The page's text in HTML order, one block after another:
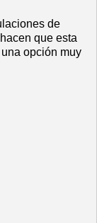
de
que esta
opción muy